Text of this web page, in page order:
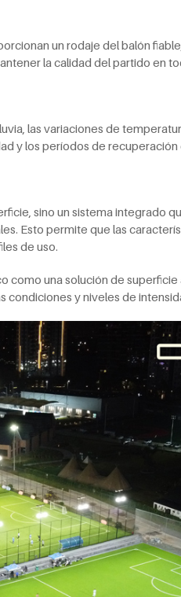
un rodaje del balón
la calidad del partido en
las variaciones de
y los períodos de recuperación
sino un sistema integrado
Esto permite que las
de uso.
como una solución de superficie
condiciones y niveles de